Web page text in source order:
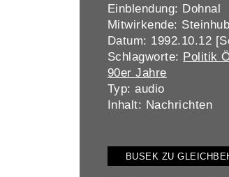
Einblendung: Dohnal
Mitwirkende:
Datum: 1992.10.12
Schlagworte: Politik
90er Jahre
Typ: audio
Inhalt: Nachrichten
BUSEK ZU